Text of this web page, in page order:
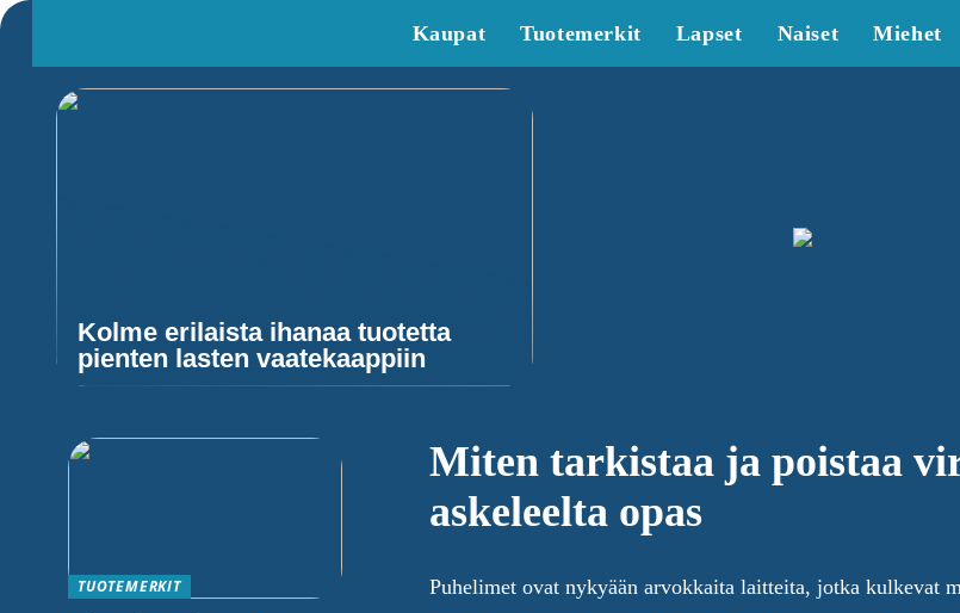
Kaupat Tuotemerkit Lapset Naiset Miehet
Kolme erilaista ihanaa tuotetta
pienten lasten vaatekaappiin
Miten tarkistaa ja poistaa
askeleelta opas
Puhelimet ovat nykyään arvokkaita laitteita, jotka kulkevat
TUOTEMERKIT